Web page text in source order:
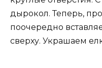
дырокол. Теперь,
поочередно
сверху. Украшаем